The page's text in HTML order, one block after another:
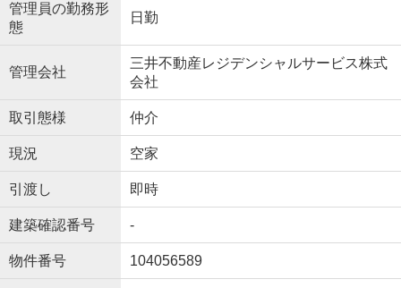
管理員の勤務形
態
日勤
管理会社
三井不動産レジデンシャルサービス株式
会社
取引態様 仲介
現況 空家
引渡し 即時
建築確認番号 -
物件番号 104056589